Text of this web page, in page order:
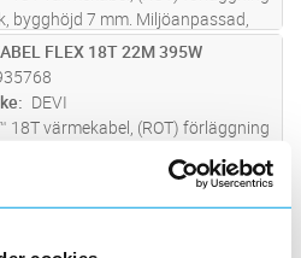
bygghöjd 7 mm. Miljöanpassad,
värmekabel för förläggning i
t.ex. klinker, plastmatta, trä
vid nyby
i kundvagn
FLEX 18T 22M 395W
DEVI
18T värmekabel, (ROT) förläggning
värmekabel för förläggning i
t.ex. klinker, plastmatta, trä
FLEX 18T 34M 615W